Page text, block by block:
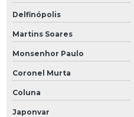
Delfinópolis
Martins Soares
Monsenhor Paulo
Coronel Murta
Coluna
Japonvar